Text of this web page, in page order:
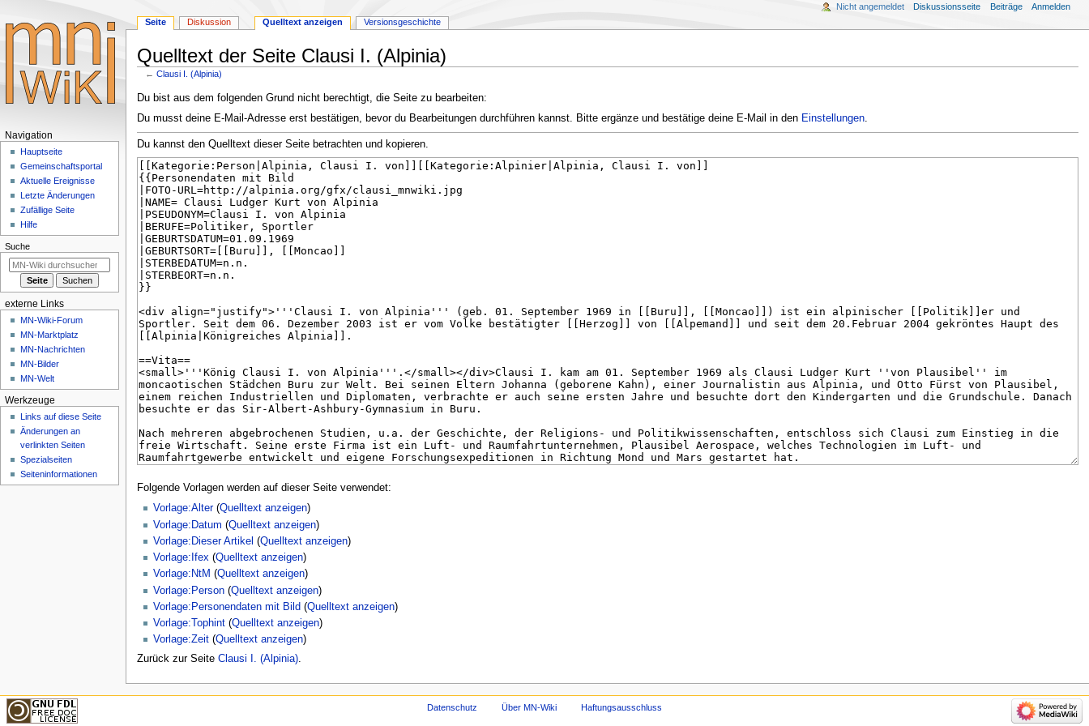
Quelltext der Seite Clausi I. (Alpinia)
←Clausi I. (Alpinia)
Zur
Navigation
Zur
Suche
Du bist aus dem folgenden Grund nicht berechtigt, die Seite zu bearbeiten:
Du musst deine E-Mail-Adresse erst bestätigen, bevor du Bearbeitungen durchführen kannst. Bitte ergänze und bestätige deine E-Mail in den Einstellungen.
Du kannst den Quelltext dieser Seite betrachten und kopieren.
Folgende Vorlagen werden auf dieser Seite verwendet:
Vorlage:Alter(Quelltext anzeigen)
Vorlage:Datum (Quelltext anzeigen)
Vorlage:Dieser Artikel (Quelltext anzeigen)
Vorlage:Ifex(Quelltext anzeigen)
Vorlage:NtM (Quelltext anzeigen)
Vorlage:Person(Quelltext anzeigen)
Vorlage:Personendaten mit Bild (Quelltext anzeigen)
Vorlage:Tophint(Quelltext anzeigen)
Vorlage:Zeit(Quelltext anzeigen)
Zurück zur Seite Clausi I. (Alpinia).
Navigationsmenü
Seite Diskussion Quelltext anzeigen Versionsgeschichte
Nicht angemeldet Diskussionsseite Beiträge Anmelden
Navigation
Hauptseite
Gemeinschafts­portal
Aktuelle Ereignisse
Letzte Änderungen
Zufällige Seite
Hilfe
Suche
externe Links
MN-Wiki-Forum
MN-Marktplatz
MN-Nachrichten
MN-Bilder
MN-Welt
Werkzeuge
Links auf diese Seite
Änderungen an
verlinkten Seiten
Spezialseiten
Seiten­­informationen
Datenschutz Über MN-Wiki Haftungsausschluss